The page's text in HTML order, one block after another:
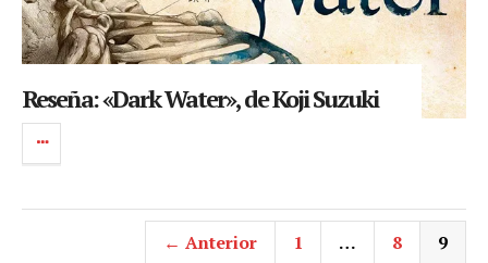
Reseña: «Dark Water», de Koji Suzuki
← Anterior 1 … 8 9